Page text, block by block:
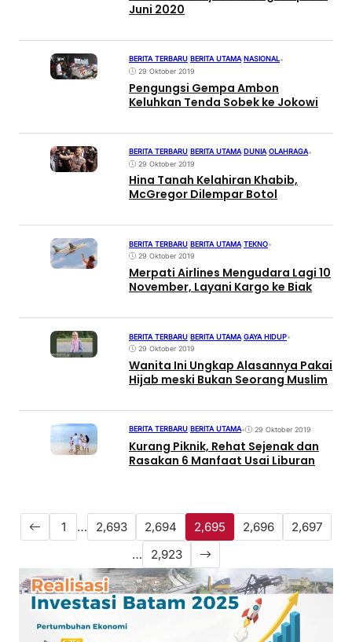
Juni 2020
BERITA TERBARU BERITA UTAMA|NASIONAL•
29 Oktober 2019
Pengungsi Gempa Ambon
Keluhkan Tenda Sobek ke Jokowi
BERITA TERBARU BERITA UTAMA DUNIA OLAHRAGA•
29 Oktober 2019
Hina Tanah Kelahiran Khabib,
McGregor Dilempar Botol
BERITA TERBARU BERITA UTAMA TEKNO•
29 Oktober 2019
Merpati Airlines Mengudara Lagi 10
November, Layani Kargo ke Biak
BERITA TERBARU BERITA UTAMA GAYA HIDUP•
29 Oktober 2019
Wanita Ini Ungkap Alasannya Pakai
Hijab meski Bukan Seorang Muslim
BERITA TERBARU BERITA UTAMA• 29 Oktober 2019
Kurang Piknik, Rehat Sejenak dan
Rasakan 6 Manfaat Usai Liburan
1 … 2,693 2,694 2,695 2,696
2,697
…
2,923